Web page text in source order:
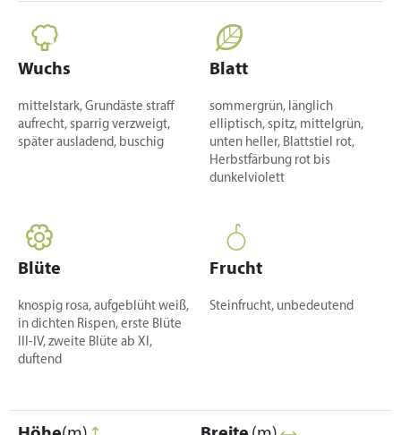
Wuchs
mittelstark, Grundäste straff
aufrecht, sparrig verzweigt,
später ausladend, buschig
Blatt
sommergrün, länglich
elliptisch, spitz, mittelgrün,
unten heller, Blattstiel rot,
Herbstfärbung rot bis
dunkelviolett
Blüte
knospig rosa, aufgeblüht weiß,
in dichten Rispen, erste Blüte
III-IV, zweite Blüte ab XI,
duftend
Frucht
Steinfrucht, unbedeutend